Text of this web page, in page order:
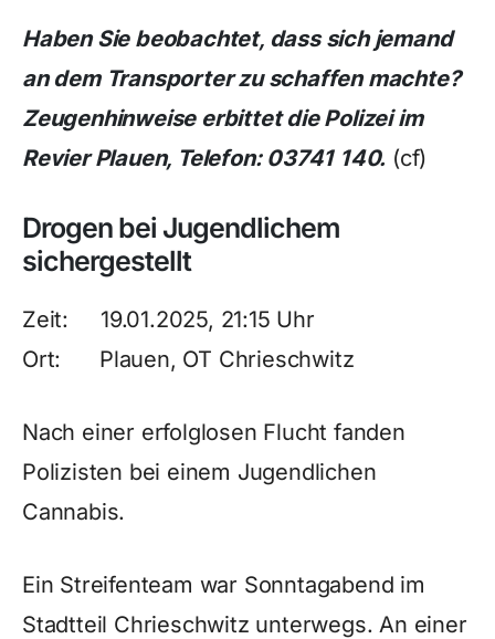
Haben Sie beobachtet, dass sich jemand
an dem Transporter zu schaffen machte?
Zeugenhinweise erbittet die Polizei im
Revier Plauen, Telefon: 03741 140. (cf)
Drogen bei Jugendlichem
sichergestellt
Zeit: 19.01.2025, 21:15 Uhr
Ort: Plauen, OT Chrieschwitz
Nach einer erfolglosen Flucht fanden
Polizisten bei einem Jugendlichen
Cannabis.
Ein Streifenteam war Sonntagabend im
Stadtteil Chrieschwitz unterwegs. An einer